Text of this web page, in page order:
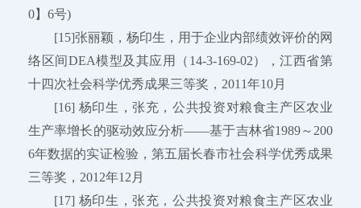
0】6号)
[15]张丽颖，杨印生，用于企业内部绩效评价的网
络区间DEA模型及其应用（14-3-169-02），江西省第
十四次社会科学优秀成果三等奖，2011年10月
[16] 杨印生，张充，公共投资对粮食主产区农业
生产率增长的驱动效应分析——基于吉林省1989～200
6年数据的实证检验，第五届长春市社会科学优秀成果
三等奖，2012年12月
[17] 杨印生，张充，公共投资对粮食主产区农业